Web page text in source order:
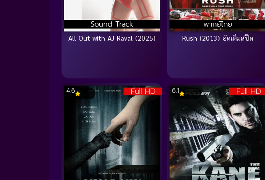
Sound Track
All Out with AJ Raval (2025)
พากย์ไทย
Rush (2013) อัดเต็มสปีด
Full HD
4.6 Full HD
6.1